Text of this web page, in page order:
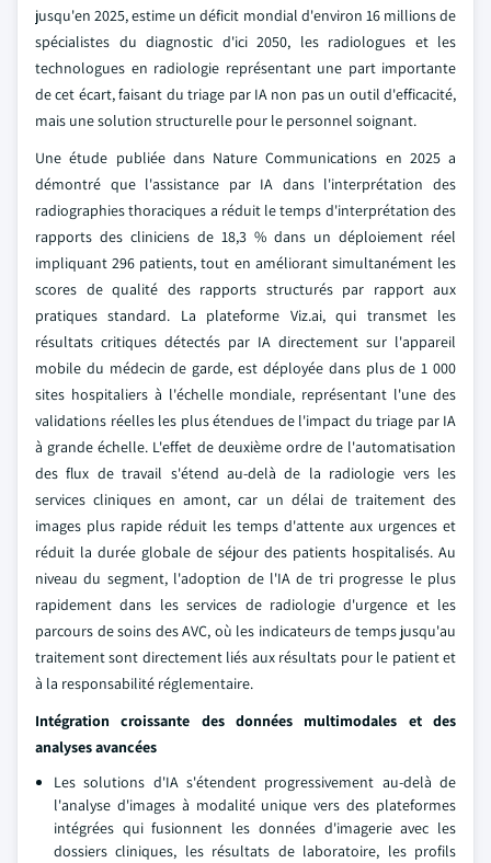
jusqu'en 2025, estime un déficit mondial d'environ 16 millions de
spécialistes du diagnostic d'ici 2050, les radiologues et les
technologues en radiologie représentant une part importante
de cet écart, faisant du triage par IA non pas un outil d'efficacité,
mais une solution structurelle pour le personnel soignant.
Une étude publiée dans Nature Communications en 2025 a
démontré que l'assistance par IA dans l'interprétation des
radiographies thoraciques a réduit le temps d'interprétation des
rapports des cliniciens de 18,3 % dans un déploiement réel
impliquant 296 patients, tout en améliorant simultanément les
scores de qualité des rapports structurés par rapport aux
pratiques standard. La plateforme Viz.ai, qui transmet les
résultats critiques détectés par IA directement sur l'appareil
mobile du médecin de garde, est déployée dans plus de 1 000
sites hospitaliers à l'échelle mondiale, représentant l'une des
validations réelles les plus étendues de l'impact du triage par IA
à grande échelle. L'effet de deuxième ordre de l'automatisation
des flux de travail s'étend au-delà de la radiologie vers les
services cliniques en amont, car un délai de traitement des
images plus rapide réduit les temps d'attente aux urgences et
réduit la durée globale de séjour des patients hospitalisés. Au
niveau du segment, l'adoption de l'IA de tri progresse le plus
rapidement dans les services de radiologie d'urgence et les
parcours de soins des AVC, où les indicateurs de temps jusqu'au
traitement sont directement liés aux résultats pour le patient et
à la responsabilité réglementaire.
Intégration croissante des données multimodales et des
analyses avancées
Les solutions d'IA s'étendent progressivement au-delà de
l'analyse d'images à modalité unique vers des plateformes
intégrées qui fusionnent les données d'imagerie avec les
dossiers cliniques, les résultats de laboratoire, les profils